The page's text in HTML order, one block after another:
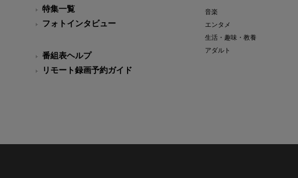
特集一覧
フォトインタビュー
番組表ヘルプ
リモート録画予約ガイド
音楽
エンタメ
生活・趣味・教養
アダルト